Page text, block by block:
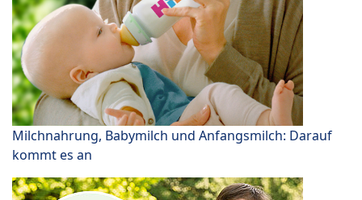
Milchnahrung, Babymilch und Anfangsmilch: Darauf
kommt es an